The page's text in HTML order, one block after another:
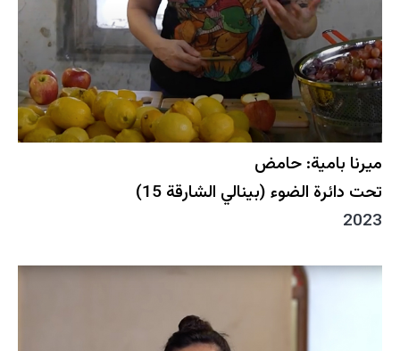
ميرنا بامية: حامض
تحت دائرة الضوء (بينالي الشارقة 15)
2023